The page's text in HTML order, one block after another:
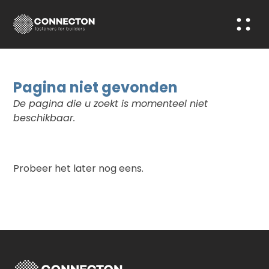
Pagina niet gevonden
De pagina die u zoekt is momenteel niet
beschikbaar.
Probeer het later nog eens.